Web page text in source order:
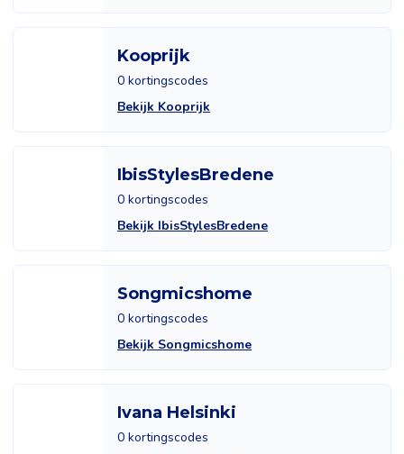
Kooprijk
0 kortingscodes
Bekijk Kooprijk
IbisStylesBredene
0 kortingscodes
Bekijk IbisStylesBredene
Songmicshome
0 kortingscodes
Bekijk Songmicshome
Ivana Helsinki
0 kortingscodes